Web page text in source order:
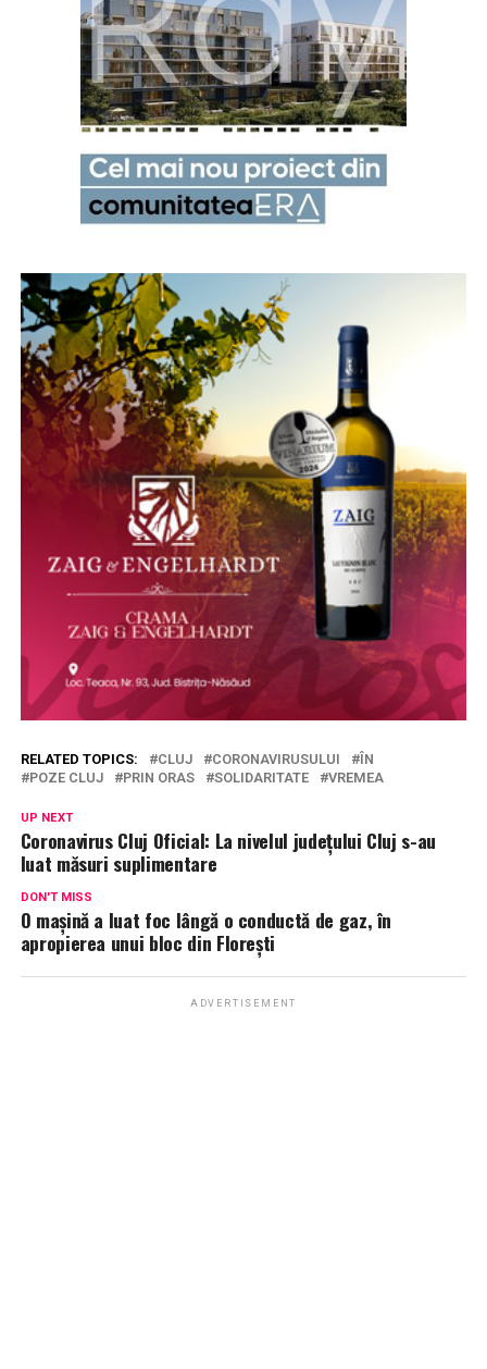
RELATED TOPICS: CLUJ CORONAVIRUSULUI
ÎN
POZE CLUJ
PRIN ORAS SOLIDARITATE VREMEA
UP NEXT
Coronavirus Cluj Oficial: La nivelul județului Cluj s-au
luat măsuri suplimentare
DON'T MISS
O mașină a luat foc lângă o conductă de gaz, în
apropierea unui bloc din Florești
ADVERTISEMENT